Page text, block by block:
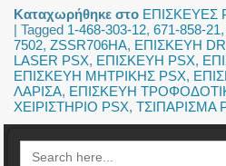
Καταχωρήθηκε στο ΕΠΙΣΚΕΥΕΣ
|Tagged 1-468-303-12,671-858-21,
7502,ZSSR706HA, ΕΠΙΣΚΕΥΗ
LASER PSX, ΕΠΙΣΚΕΥΗ PSX,
ΕΠΙΣΚΕΥΗ ΜΗΤΡΙΚΗΣ PSX,
ΛΑΡΙΣΑ, ΕΠΙΣΚΕΥΗ
ΧΕΙΡΙΣΤΗΡΙΟ PSX,ΤΣΙΠΑΡΙΣΜΑ
Search
for: